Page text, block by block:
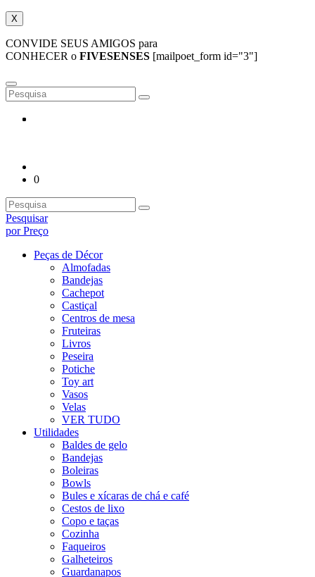
X
CONVIDE SEUS AMIGOS para
CONHECER o FIVESENSES [mailpoet_form id="3"]
0
Pesquisar
por Preço
Peças de Décor
Almofadas
Bandejas
Cachepot
Castiçal
Centros de mesa
Fruteiras
Livros
Peseira
Potiche
Toy art
Vasos
Velas
VER TUDO
Utilidades
Baldes de gelo
Bandejas
Boleiras
Bowls
Bules e xícaras de chá e café
Cestos de lixo
Copo e taças
Cozinha
Faqueiros
Galheteiros
Guardanapos